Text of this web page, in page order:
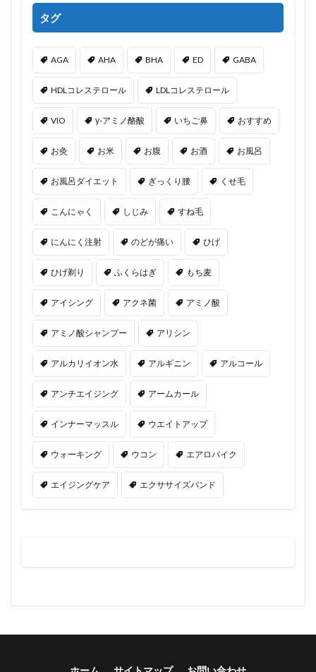
タグ
AGA AHA BHA ED GABA
HDLコレステロール LDLコレステロール
VIO γ-アミノ酪酸 いちご鼻 おすすめ
お灸 お米 お腹 お酒 お風呂
お風呂ダイエット ぎっくり腰 くせ毛
こんにゃく しじみ すね毛
にんにく注射 のどが痛い ひげ
ひげ剃り ふくらはぎ もち麦
アイシング アクネ菌 アミノ酸
アミノ酸シャンプー アリシン
アルカリイオン水 アルギニン アルコール
アンチエイジング アームカール
インナーマッスル ウエイトアップ
ウォーキング ウコン エアロバイク
エイジングケア エクササイズバンド